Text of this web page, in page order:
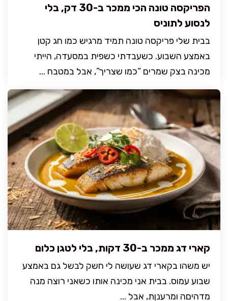
הפריקסה טונה הכי ממכר ב-30 דק, בלי
לנסוע לתוניס
בבית שלי פריקסה טונה תמיד מרגיש כמו חג קטן
באמצע השבוע. כשעבדתי כשפית במסעדה, הייתי
מכינה בצק שמרים “כמו שצריך”, אבל במטבח ...
קארי דג ממכר ב-30 דקות, בלי לטגן כלום
יש משהו בקארי דג שעושה לי חשק לבשל גם באמצע
שבוע עמוס. בבית אני מכינה אותו כשאני רוצה מנה
מדהיםה ומרענןת, אבל ...